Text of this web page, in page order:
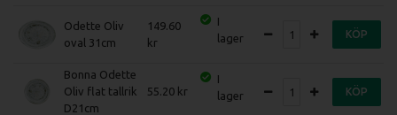
Odette Oliv
oval 31cm
149.60
I
lager
KÖP
Bonna Odette
Oliv flat tallrik
D21cm
55.20
I
lager
KÖP